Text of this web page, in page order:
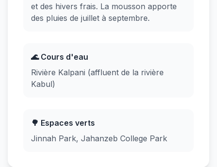
et des hivers frais. La mousson apporte
des pluies de juillet à septembre.
🌊 Cours d'eau
Rivière Kalpani (affluent de la rivière
Kabul)
🌳 Espaces verts
Jinnah Park, Jahanzeb College Park